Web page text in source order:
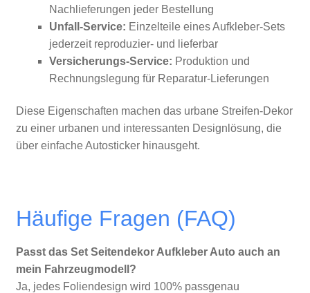
Nachlieferungen jeder Bestellung
Unfall-Service: Einzelteile eines Aufkleber-Sets
jederzeit reproduzier- und lieferbar
Versicherungs-Service: Produktion und
Rechnungslegung für Reparatur-Lieferungen
Diese Eigenschaften machen das urbane Streifen-Dekor
zu einer urbanen und interessanten Designlösung, die
über einfache Autosticker hinausgeht.
Häufige Fragen (FAQ)
Passt das Set Seitendekor Aufkleber Auto auch an
mein Fahrzeugmodell?
Ja, jedes Foliendesign wird 100% passgenau